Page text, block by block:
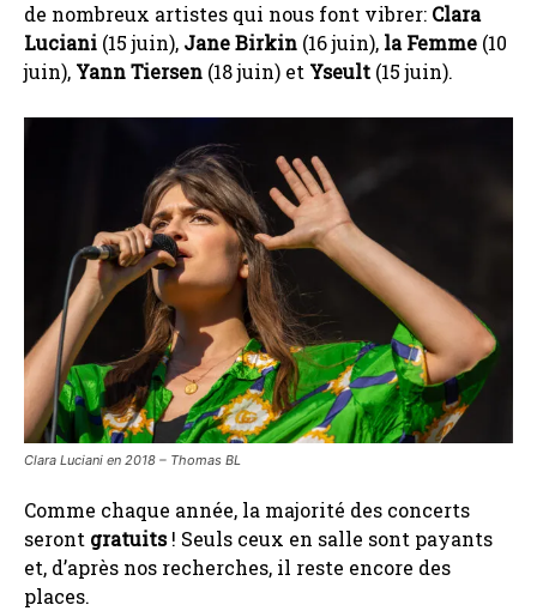
de nombreux artistes qui nous font vibrer: Clara
Luciani (15 juin), Jane Birkin (16 juin), la Femme (10
juin), Yann Tiersen (18 juin) et Yseult (15 juin).
Clara Luciani en 2018 – Thomas BL
Comme chaque année, la majorité des concerts
seront gratuits! Seuls ceux en salle sont payants
et, d’après nos recherches, il reste encore des
places.